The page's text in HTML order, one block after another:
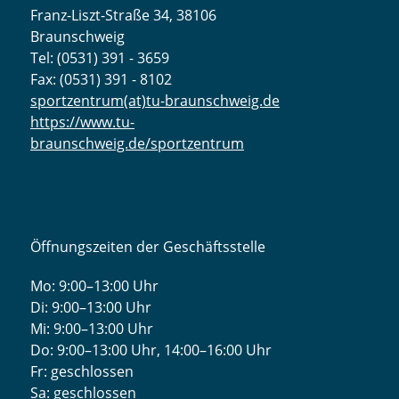
Franz-Liszt-Straße 34, 38106
Braunschweig
Tel: (0531) 391 - 3659
Fax: (0531) 391 - 8102
sportzentrum(at)tu-braunschweig.de
https://www.tu-
braunschweig.de/sportzentrum
Öffnungszeiten der Geschäftsstelle
Mo: 9:00–13:00 Uhr
Di: 9:00–13:00 Uhr
Mi: 9:00–13:00 Uhr
Do: 9:00­–13:00 Uhr, 14:00­–16:00 Uhr
Fr: geschlossen
Sa: geschlossen